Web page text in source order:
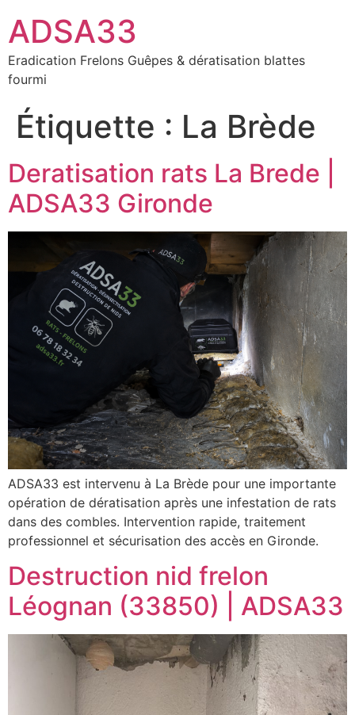
ADSA33
Eradication Frelons Guêpes & dératisation blattes
fourmi
Étiquette : La Brède
Deratisation rats La Brede |
ADSA33 Gironde
ADSA33 est intervenu à La Brède pour une importante
opération de dératisation après une infestation de rats
dans des combles. Intervention rapide, traitement
professionnel et sécurisation des accès en Gironde.
Destruction nid frelon
Léognan (33850) | ADSA33